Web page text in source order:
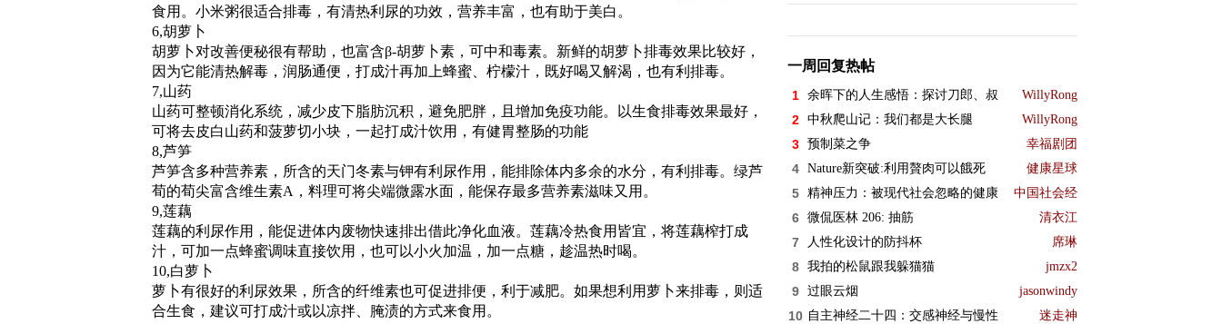
食用。小米粥很适合排毒，有清热利尿的功效，营养丰富，也有助于美白。
6,胡萝卜
胡萝卜对改善便秘很有帮助，也富含β-胡萝卜素，可中和毒素。新鲜的胡萝卜排毒效果比较好，
因为它能清热解毒，润肠通便，打成汁再加上蜂蜜、柠檬汁，既好喝又解渴，也有利排毒。
7,山药
山药可整顿消化系统，减少皮下脂肪沉积，避免肥胖，且增加免疫功能。以生食排毒效果最好，
可将去皮白山药和菠萝切小块，一起打成汁饮用，有健胃整肠的功能
8,芦笋
芦笋含多种营养素，所含的天门冬素与钾有利尿作用，能排除体内多余的水分，有利排毒。绿芦
荀的荀尖富含维生素A，料理可将尖端微露水面，能保存最多营养素滋味又用。
9,莲藕
莲藕的利尿作用，能促进体内废物快速排出借此净化血液。莲藕冷热食用皆宜，将莲藕榨打成
汁，可加一点蜂蜜调味直接饮用，也可以小火加温，加一点糖，趁温热时喝。
10,白萝卜
萝卜有很好的利尿效果，所含的纤维素也可促进排便，利于减肥。如果想利用萝卜来排毒，则适
合生食，建议可打成汁或以凉拌、腌渍的方式来食用。
一周回复热帖
1 余晖下的人生感悟：探讨刀郎、叔 WillyRong
2 中秋爬山记：我们都是大长腿 WillyRong
3 预制菜之争 幸福剧团
4 Nature新突破:利用贅肉可以餓死 健康星球
5 精神压力：被现代社会忽略的健康 中国社会经
6 微侃医林 206: 抽筋 清衣江
7 人性化设计的防抖杯 席琳
8 我拍的松鼠跟我躲猫猫 jmzx2
9 过眼云烟 jasonwindy
10 自主神经二十四：交感神经与慢性 迷走神